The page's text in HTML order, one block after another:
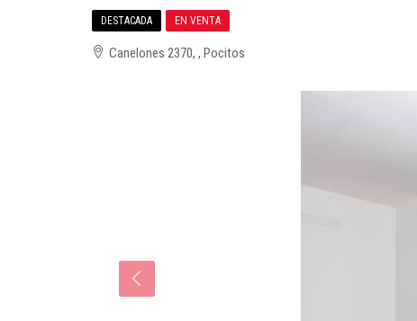
DESTACADA EN VENTA
Canelones 2370, , Pocitos